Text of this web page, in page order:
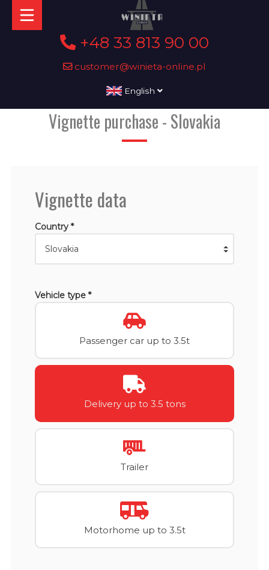
+48 33 813 90 00
customer@winieta-online.pl
English
Vignette purchase - Slovakia
Vignette data
Country *
Vehicle type *
Passenger car up to 3.5t
Delivery up to 3.5 tons
Trailer
Motorhome up to 3.5t